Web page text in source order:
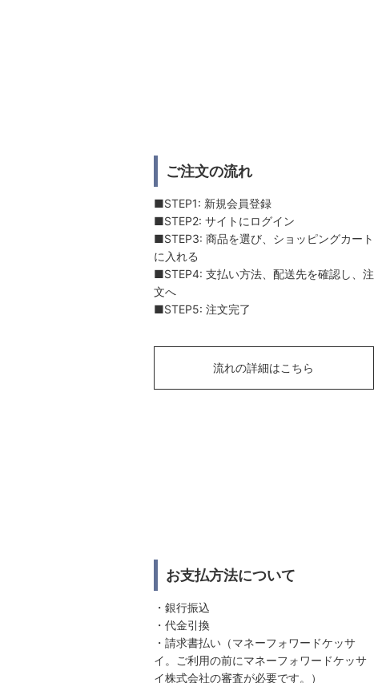
ご注文の流れ
■STEP1: 新規会員登録
■STEP2: サイトにログイン
■STEP3: 商品を選び、ショッピングカート
に入れる
■STEP4: 支払い方法、配送先を確認し、注
文へ
■STEP5: 注文完了
流れの詳細はこちら
お支払方法について
・銀行振込
・代金引換
・請求書払い（マネーフォワードケッサ
イ。ご利用の前にマネーフォワードケッサ
イ株式会社の審査が必要です。）